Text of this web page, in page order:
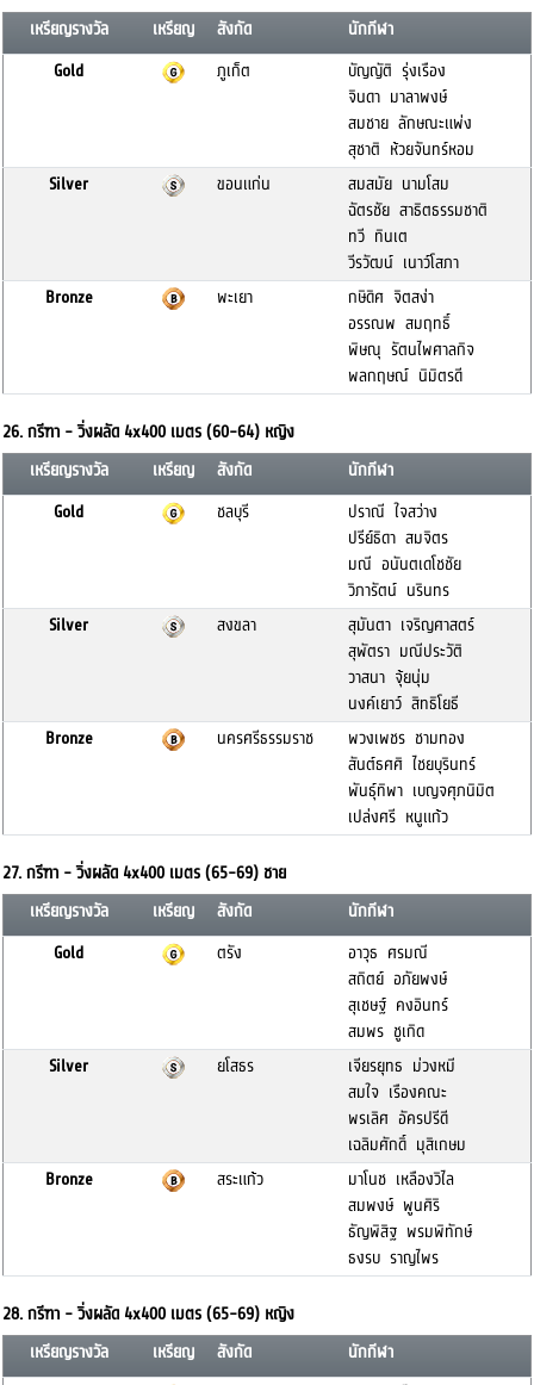
เหรียญรางวัล
เหรียญ สังกัด
นักกีฬา
Gold
ภูเก็ต
บัญญัติ รุ่งเรือง
จินดา มาลาพงษ์
สมชาย ลักษณะแพ่ง
สุชาติ ห้วยจันทร์หอม
Silver
ขอนแก่น
สมสมัย นามโสม
ฉัตรชัย สาธิตธรรมชาติ
ทวี ทินเต
วีรวัฒน์ เนาว์โสภา
Bronze
พะเยา
กษิดิศ จิตสง่า
อรรณพ สมฤทธิ์
พิษณุ รัตนไพศาลกิจ
พลกฤษณ์ นิมิตรดี
26. กรีฑา - วิ่งผลัด 4x400 เมตร (60-64) หญิง
เหรียญรางวัล
เหรียญ สังกัด
นักกีฬา
Gold
ชลบุรี
ปราณี ใจสว่าง
ปรีย์ธิดา สมจิตร
มณี อนันตเดโชชัย
วิภารัตน์ นรินทร
Silver
สงขลา
สุมันตา เจริญศาสตร์
สุพัตรา มณีประวัติ
วาสนา จุ้ยนุ่ม
นงค์เยาว์ สิทธิโยธี
Bronze
นครศรีธรรมราช
พวงเพชร ชามทอง
สันต์ธศศิ ไชยบุรินทร์
พันธุ์ทิพา เบญจศุภนิมิต
เปล่งศรี หนูแก้ว
27. กรีฑา - วิ่งผลัด 4x400 เมตร (65-69) ชาย
เหรียญรางวัล
เหรียญ สังกัด
นักกีฬา
Gold
ตรัง
อาวุธ ศรมณี
สถิตย์ อภัยพงษ์
สุเชษฐ์ คงอินทร์
สมพร ชูเกิด
Silver
ยโสธร
เจียรยุทธ ม่วงหมี
สมใจ เรืองคณะ
พรเลิศ อัครปรีดี
เฉลิมศักดิ์ มุสิเกษม
Bronze
สระแก้ว
มาโนช เหลืองวิไล
สมพงษ์ พูนศิริ
ธัญพิสิฐ พรมพิทักษ์
ธงรบ ราญไพร
28. กรีฑา - วิ่งผลัด 4x400 เมตร (65-69) หญิง
เหรียญรางวัล
เหรียญ สังกัด
นักกีฬา